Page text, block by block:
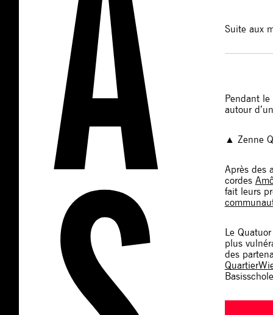
Suite aux
Pendant
autour
▲ Zenne
Après des
cordes
fait leurs
Le
plus
des